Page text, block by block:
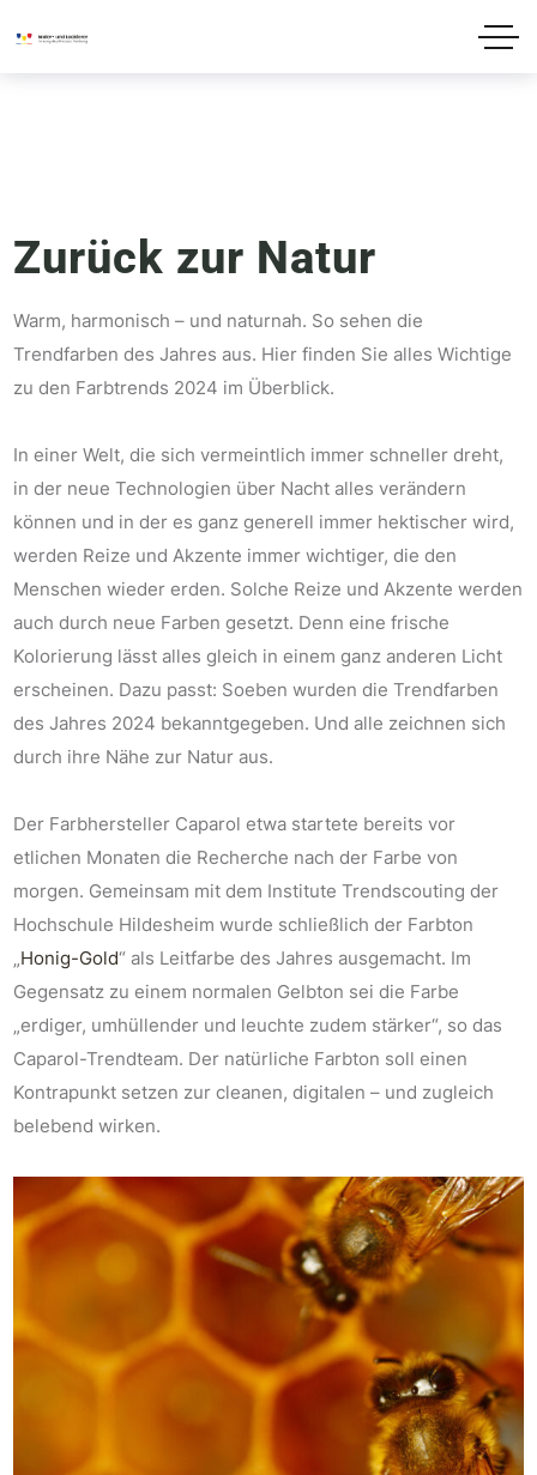
Zurück zur Natur
Warm, harmonisch – und naturnah. So sehen die
Trendfarben des Jahres aus. Hier finden Sie alles Wichtige
zu den Farbtrends 2024 im Überblick.
In einer Welt, die sich vermeintlich immer schneller dreht,
in der neue Technologien über Nacht alles verändern
können und in der es ganz generell immer hektischer wird,
werden Reize und Akzente immer wichtiger, die den
Menschen wieder erden. Solche Reize und Akzente werden
auch durch neue Farben gesetzt. Denn eine frische
Kolorierung lässt alles gleich in einem ganz anderen Licht
erscheinen. Dazu passt: Soeben wurden die Trendfarben
des Jahres 2024 bekanntgegeben. Und alle zeichnen sich
durch ihre Nähe zur Natur aus.
Der Farbhersteller Caparol etwa startete bereits vor
etlichen Monaten die Recherche nach der Farbe von
morgen. Gemeinsam mit dem Institute Trendscouting der
Hochschule Hildesheim wurde schließlich der Farbton
„Honig-Gold“ als Leitfarbe des Jahres ausgemacht. Im
Gegensatz zu einem normalen Gelbton sei die Farbe
„erdiger, umhüllender und leuchte zudem stärker“, so das
Caparol-Trendteam. Der natürliche Farbton soll einen
Kontrapunkt setzen zur cleanen, digitalen – und zugleich
belebend wirken.